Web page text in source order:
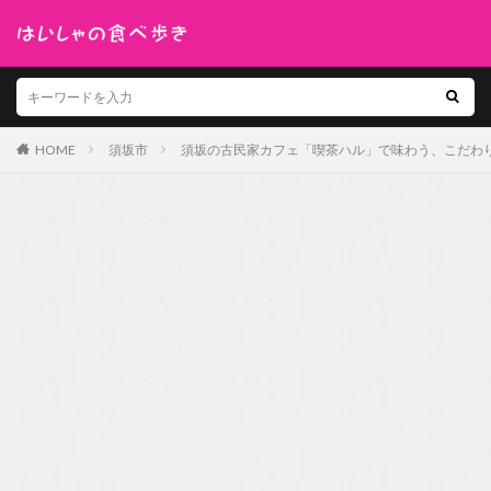
HOME 須坂市 須坂の古民家カフェ「喫茶ハル」で味わう、こだ